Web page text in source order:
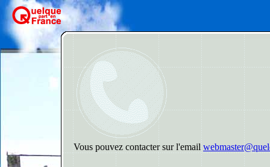
Vous pouvez contacter sur l'email